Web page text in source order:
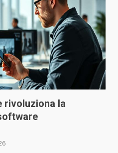
rivoluziona la